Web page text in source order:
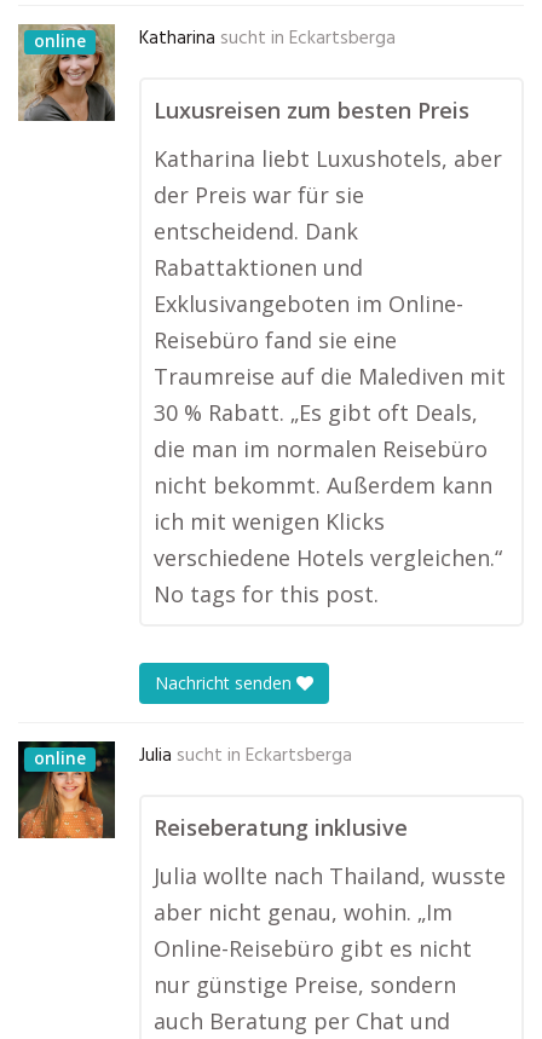
online Katharina sucht in Eckartsberga
Luxusreisen zum besten Preis
Katharina liebt Luxushotels, aber
der Preis war für sie
entscheidend. Dank
Rabattaktionen und
Exklusivangeboten im Online-
Reisebüro fand sie eine
Traumreise auf die Malediven mit
30 % Rabatt. „Es gibt oft Deals,
die man im normalen Reisebüro
nicht bekommt. Außerdem kann
ich mit wenigen Klicks
verschiedene Hotels vergleichen.“
No tags for this post.
Nachricht senden
online Julia sucht in Eckartsberga
Reiseberatung inklusive
Julia wollte nach Thailand, wusste
aber nicht genau, wohin. „Im
Online-Reisebüro gibt es nicht
nur günstige Preise, sondern
auch Beratung per Chat und